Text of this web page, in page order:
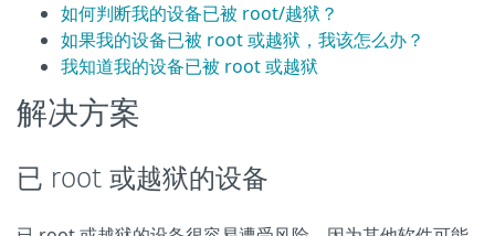
如何判断我的设备已被 root/越狱？
如果我的设备已被 root 或越狱，我该怎么办？
我知道我的设备已被 root 或越狱
解决方案
已 root 或越狱的设备